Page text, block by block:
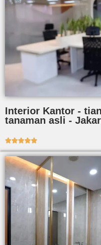
Interior Kantor -
tanaman asli -
